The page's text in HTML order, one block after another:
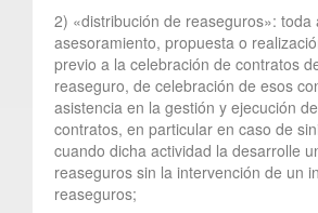
2) «distribución de reaseguros»: toda
asesoramiento, propuesta o
previo a la celebración de contratos
reaseguro, de celebración de esos
asistencia en la gestión y ejecución
contratos, en particular en caso de
cuando dicha actividad la desarrolle
reaseguros sin la intervención de un
reaseguros;